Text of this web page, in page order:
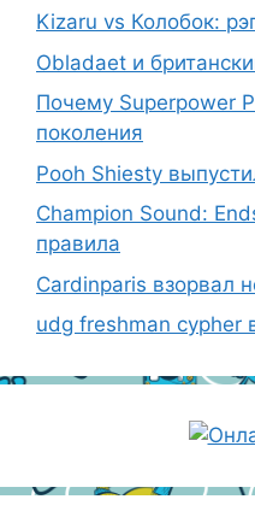
Kizaru vs Колобок:
Obladaet и
Почему Superpower
поколения
Pooh Shiesty
Champion Sound:
правила
Cardinparis взорвал
udg freshman cypher